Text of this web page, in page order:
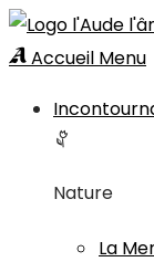
Accueil Menu
Nature
La